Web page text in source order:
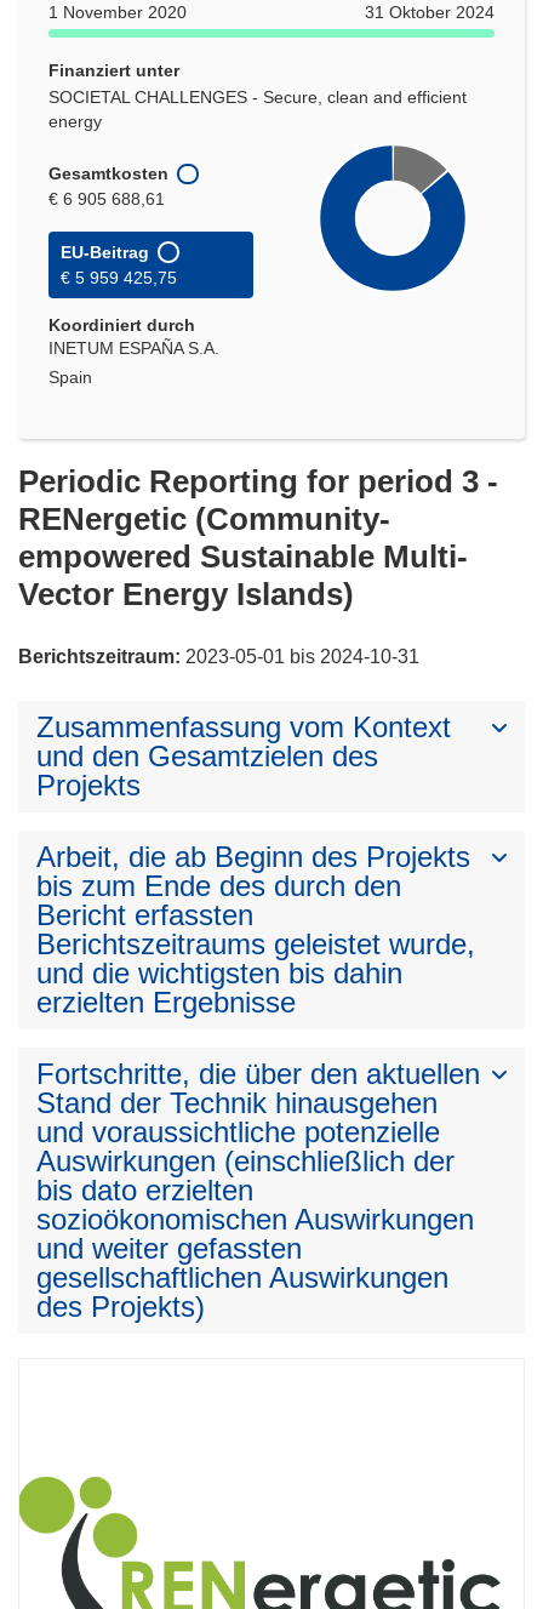
1 November 2020
31 Oktober 2024
Finanziert unter
SOCIETAL CHALLENGES - Secure, clean and efficient
energy
Gesamtkosten
€ 6 905 688,61
EU-Beitrag
€ 5 959 425,75
Koordiniert durch
INETUM ESPAÑA S.A.
Spain
Periodic Reporting for period 3 -
RENergetic (Community-
empowered Sustainable Multi-
Vector Energy Islands)
Berichtszeitraum: 2023-05-01 bis 2024-10-31
Zusammenfassung vom Kontext
und den Gesamtzielen des
Projekts
Arbeit, die ab Beginn des Projekts
bis zum Ende des durch den
Bericht erfassten
Berichtszeitraums geleistet wurde,
und die wichtigsten bis dahin
erzielten Ergebnisse
Fortschritte, die über den aktuellen
Stand der Technik hinausgehen
und voraussichtliche potenzielle
Auswirkungen (einschließlich der
bis dato erzielten
sozioökonomischen Auswirkungen
und weiter gefassten
gesellschaftlichen Auswirkungen
des Projekts)